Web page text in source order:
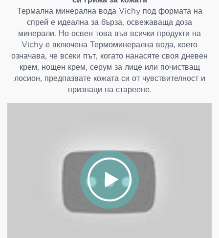
Термална минерална вода Vichy под формата на
спрей е идеална за бърза, освежаваща доза
минерали. Но освен това във всички продукти на
Vichy е включена Термоминерална вода, което
означава, че всеки път, когато нанасяте своя дневен
крем, нощен крем, серум за лице или почистващ
лосион, предпазвате кожата си от чувствителност и
признаци на стареене.